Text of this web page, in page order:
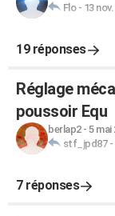
Flo- 13
19 réponses
Réglage
poussoir Equ
berlap2- 5 mai
stf_jpd87-
7 réponses